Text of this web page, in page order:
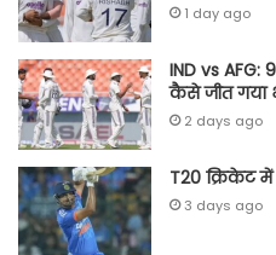
1 day ago
IND vs AFG:
कैसे जीत गया
2 days ago
T20 क्रिकेट
3 days ago